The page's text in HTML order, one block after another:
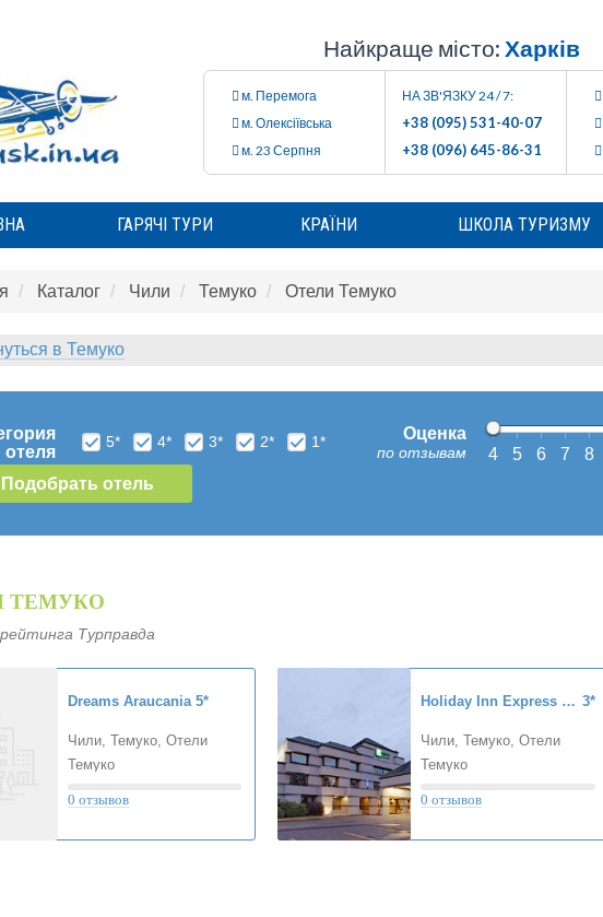
Найкраще місто: Харків
м. Перемога
м. Олексіївська
м. 23 Серпня
НА ЗВ'ЯЗКУ 24 / 7:
+38 (095) 531-40-07
+38 (096) 645-86-31
ГАРЯЧІ ТУРИ КРАЇНИ ШКОЛА ТУРИЗМУ
Каталог Чили Темуко Отели Темуко
в Темуко
отеля
5* 4* 3* 2* 1* Оценка
по отзывам 4 5 6 7 8
ТЕМУКО
Турправда
Dreams Araucania 5*
Чили, Темуко, Отели
Темуко
0 отзывов
Holiday Inn Express Temuco 3*
Чили, Темуко, Отели
Темуко
0 отзывов